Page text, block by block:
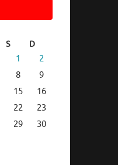
S D
1
2
8
9
15
16
22
23
29
30